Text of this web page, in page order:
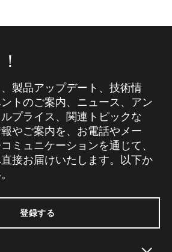
製品アップデート、技術情
トのご案内、ニュース、アン
プライス、関連トピックな
やご案内を、お電話やメー
ミュニケーションを通じて、
接お届けいたします。以下か
登録する